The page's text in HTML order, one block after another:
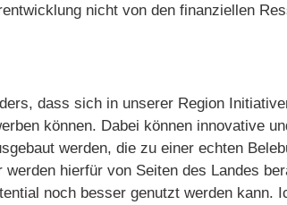
nicht von den finanziellen
dass sich in unserer Region
können. Dabei können innovative
werden, die zu einer echten
werden hierfür von Seiten des Landes
noch besser genutzt werden kann.